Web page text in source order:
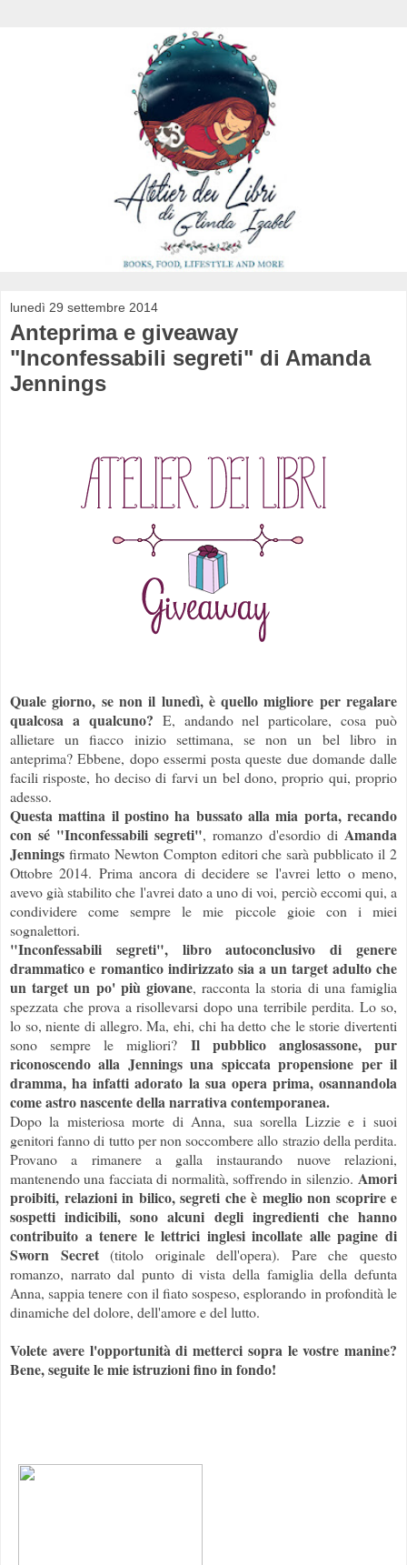
lunedì 29 settembre 2014
Anteprima e giveaway
"Inconfessabili segreti" di Amanda
Jennings
Quale giorno, se non il lunedì, è quello migliore per regalare
qualcosa a qualcuno? E, andando nel particolare, cosa può
allietare un fiacco inizio settimana, se non un bel libro in
anteprima? Ebbene, dopo essermi posta queste due domande dalle
facili risposte, ho deciso di farvi un bel dono, proprio qui, proprio
adesso.
Questa mattina il postino ha bussato alla mia porta, recando
con sé "Inconfessabili segreti", romanzo d'esordio di Amanda
Jennings firmato Newton Compton editori che sarà pubblicato il 2
Ottobre 2014. Prima ancora di decidere se l'avrei letto o meno,
avevo già stabilito che l'avrei dato a uno di voi, perciò eccomi qui, a
condividere come sempre le mie piccole gioie con i miei
sognalettori.
"Inconfessabili segreti", libro autoconclusivo di genere
drammatico e romantico indirizzato sia a un target adulto che
un target un po' più giovane, racconta la storia di una famiglia
spezzata che prova a risollevarsi dopo una terribile perdita. Lo so,
lo so, niente di allegro. Ma, ehi, chi ha detto che le storie divertenti
sono sempre le migliori? Il pubblico anglosassone, pur
riconoscendo alla Jennings una spiccata propensione per il
dramma, ha infatti adorato la sua opera prima, osannandola
come astro nascente della narrativa contemporanea.
Dopo la misteriosa morte di Anna, sua sorella Lizzie e i suoi
genitori fanno di tutto per non soccombere allo strazio della perdita.
Provano a rimanere a galla instaurando nuove relazioni,
mantenendo una facciata di normalità, soffrendo in silenzio. Amori
proibiti, relazioni in bilico, segreti che è meglio non scoprire e
sospetti indicibili, sono alcuni degli ingredienti che hanno
contribuito a tenere le lettrici inglesi incollate alle pagine di
Sworn Secret(titolo originale dell'opera). Pare che questo
romanzo, narrato dal punto di vista della famiglia della defunta
Anna, sappia tenere con il fiato sospeso, esplorando in profondità le
dinamiche del dolore, dell'amore e del lutto.
Volete avere l'opportunità di metterci sopra le vostre manine?
Bene, seguite le mie istruzioni fino in fondo!